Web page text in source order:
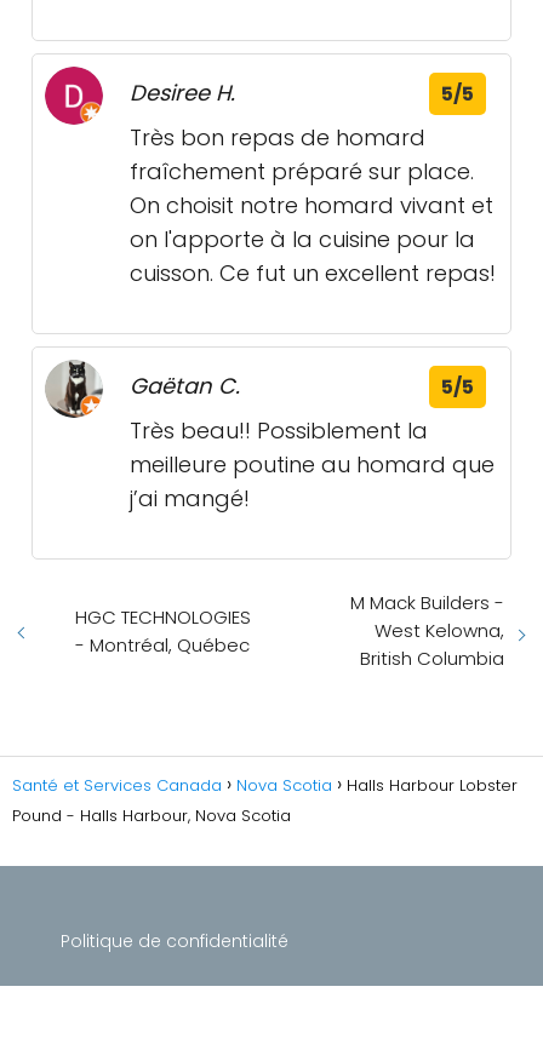
Desiree H. 5/5
Très bon repas de homard
fraîchement préparé sur place.
On choisit notre homard vivant et
on l'apporte à la cuisine pour la
cuisson. Ce fut un excellent repas!
Gaëtan C. 5/5
Très beau!! Possiblement la
meilleure poutine au homard que
j’ai mangé!
HGC TECHNOLOGIES
- Montréal, Québec
M Mack Builders -
West Kelowna,
British Columbia
Santé et Services Canada Nova Scotia
Halls Harbour Lobster
Pound - Halls Harbour, Nova Scotia
Politique de confidentialité